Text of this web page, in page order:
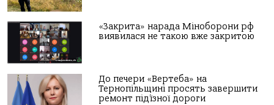
«Закрита» нарада Міноборони рф
виявилася не такою вже закритою
До печери «Вертеба» на
Тернопільщині просять завершити
ремонт під’їзної дороги